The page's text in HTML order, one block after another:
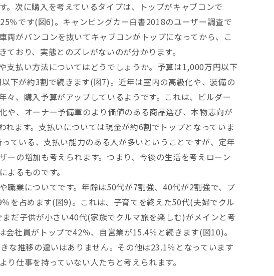
。次に購入を考えているタイプは、トップがキャブコンで
％です(図6)。キャンピングカー白書2018のユーザー調査で
両がバンコンを抜いてキャブコンがトップになってから、こ
ており、実態とのズレがないのが分かります。
支払い方法についてはどうでしょうか。予算は1,000万円以下
下が約3割で続きます(図7)。近年は室内の高級化や、装備の
々、購入予算がアップしているようです。これは、ビルダー
や、オーナー予備軍のより価値のある商品選び、本物志向が
れます。支払いについては現金が約6割でトップとなっていま
ている、支払い能力のある人が多いということですが、定年
ーの増加も考えられます。つまり、今後の生活を考えローン
よるものです。
職業についてです。年齢は50代が7割強、40代が2割強で、プ
を占めます(図9)。これは、子育てを終えた50代(夫婦でクル
だ子供が小さい40代(家族でクルマ旅を楽しむ)がメインと考
会社員がトップで42％、自営業が15.4％と続きます(図10)。
な推移の違いはありません。その他は23.1％となっています
り仕事を持っていない人たちと考えられます。